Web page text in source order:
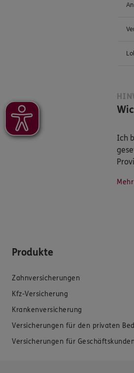
Ich
Produkte
Zahnversicherungen
Kfz-Versicherung
Krankenversicherung
Versicherungen für den privaten
Versicherungen für Geschäftskunden